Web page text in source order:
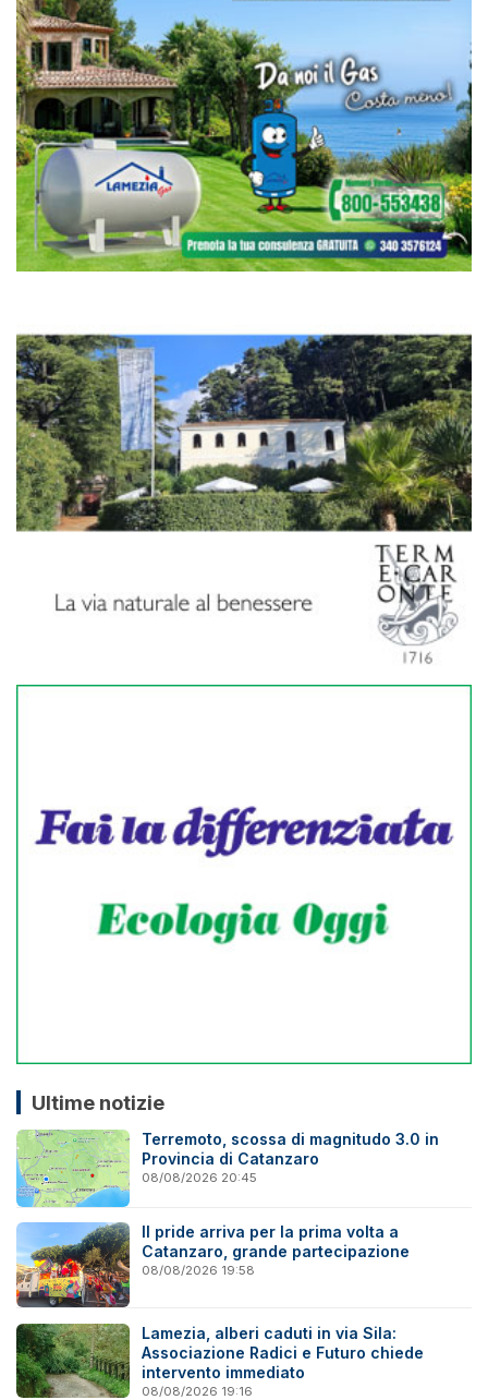
Ultime notizie
Terremoto, scossa di magnitudo 3.0 in
Provincia di Catanzaro
08/08/2026 20:45
Il pride arriva per la prima volta a
Catanzaro, grande partecipazione
08/08/2026 19:58
Lamezia, alberi caduti in via Sila:
Associazione Radici e Futuro chiede
intervento immediato
08/08/2026 19:16